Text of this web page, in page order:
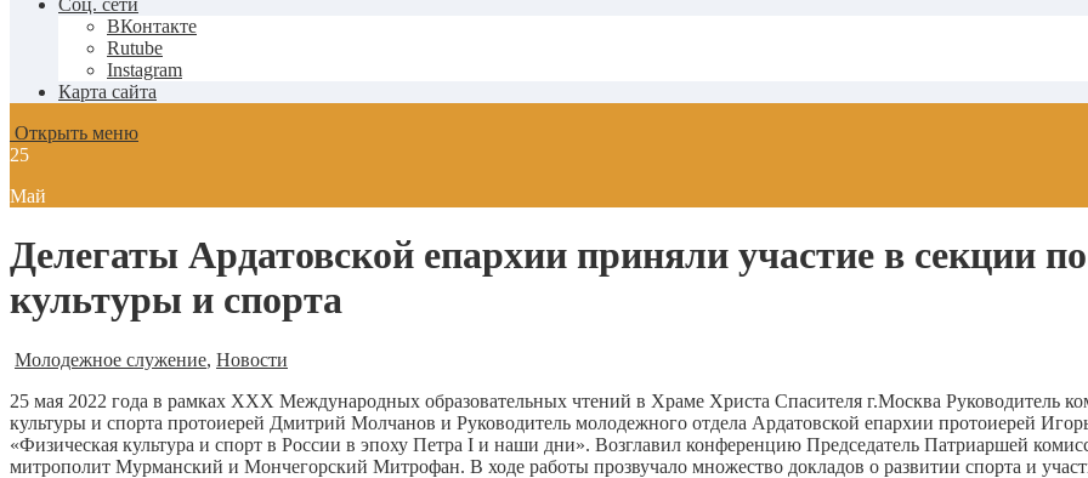
Соц. сети
ВКонтакте
Rutube
Instagram
Карта сайта
Открыть меню
25
Май
Делегаты Ардатовской епархии приняли участие в секции
культуры и спорта
Молодежное служение, Новости
25 мая 2022 года в рамках XXX Международных образовательных чтений в Храме Христа Спасителя г.Москва Руководитель
культуры и спорта протоиерей Дмитрий Молчанов и Руководитель молодежного отдела Ардатовской епархии протоиерей
«Физическая культура и спорт в России в эпоху Петра I и наши дни». Возглавил конференцию Председатель Патриаршей
митрополит Мурманский и Мончегорский Митрофан. В ходе работы прозвучало множество докладов о развитии спорта и